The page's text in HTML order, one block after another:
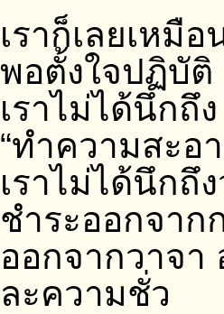
เราก็เลยเหมื
พอตั้งใจปฏิบัติ
เราไม่ได้นึกถึ
“ทำความสะอ
เราไม่ได้นึกถึ
ชำระออกจาก
ออกจากวาจา
ละความชั่ว